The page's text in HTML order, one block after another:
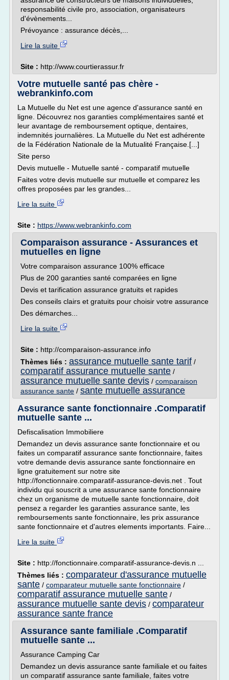
responsabilité civile pro, association, organisateurs
d'évènements...
Prévoyance : assurance décès,...
Lire la suite
Site : http://www.courtierassur.fr
Votre mutuelle santé pas chère -
webrankinfo.com
La Mutuelle du Net est une agence d'assurance santé en
ligne. Découvrez nos garanties complémentaires santé et
leur avantage de remboursement optique, dentaires,
indemnités journalières. La Mutuelle du Net est adhérente
de la Fédération Nationale de la Mutualité Française.[...]
Site perso
Devis mutuelle - Mutuelle santé - comparatif mutuelle
Faites votre devis mutuelle sur mutuelle et comparez les
offres proposées par les grandes...
Lire la suite
Site : https://www.webrankinfo.com
Comparaison assurance - Assurances et
mutuelles en ligne
Votre comparaison assurance 100% efficace
Plus de 200 garanties santé comparées en ligne
Devis et tarification assurance gratuits et rapides
Des conseils clairs et gratuits pour choisir votre assurance
Des démarches...
Lire la suite
Site : http://comparaison-assurance.info
Thèmes liés : assurance mutuelle sante tarif /
comparatif assurance mutuelle sante /
assurance mutuelle sante devis / comparaison
assurance sante / sante mutuelle assurance
Assurance sante fonctionnaire .Comparatif
mutuelle sante ...
Defiscalisation Immobiliere
Demandez un devis assurance sante fonctionnaire et ou
faites un comparatif assurance sante fonctionnaire, faites
votre demande devis assurance sante fonctionnaire en
ligne gratuitement sur notre site
http://fonctionnaire.comparatif-assurance-devis.net . Tout
individu qui souscrit a une assurance sante fonctionnaire
chez un organisme de mutuelle sante fonctionnaire, doit
pensez a regarder les garanties assurance sante, les
remboursements sante fonctionnaire, les prix assurance
sante fonctionnaire et d'autres elements importants. Faire...
Lire la suite
Site : http://fonctionnaire.comparatif-assurance-devis.n ...
Thèmes liés : comparateur d'assurance mutuelle
sante / comparateur mutuelle sante fonctionnaire /
comparatif assurance mutuelle sante /
assurance mutuelle sante devis / comparateur
assurance sante france
Assurance sante familiale .Comparatif
mutuelle sante ...
Assurance Camping Car
Demandez un devis assurance sante familiale et ou faites
un comparatif assurance sante familiale, faites votre